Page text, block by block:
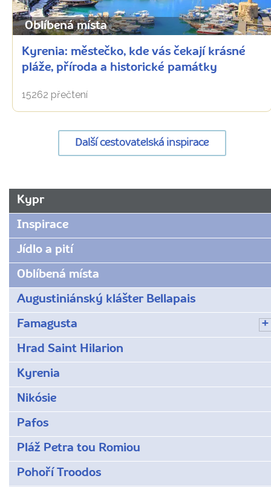
Oblíbená místa
Kyrenia: městečko, kde vás čekají krásné
pláže, příroda a historické památky
15262 přečtení
Další cestovatelská inspirace
URL
stránky:
www.radynacestu.cz/magazin/poloostrov-
Kypr
Inspirace
Jídlo a pití
Oblíbená místa
Augustiniánský klášter Bellapais
Famagusta
Hrad Saint Hilarion
Kyrenia
Nikósie
Pafos
Pláž Petra tou Romiou
Pohoří Troodos